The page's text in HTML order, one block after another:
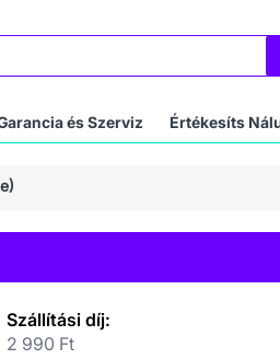
és Szerviz Értékesíts
Szállítási díj:
2 990 Ft